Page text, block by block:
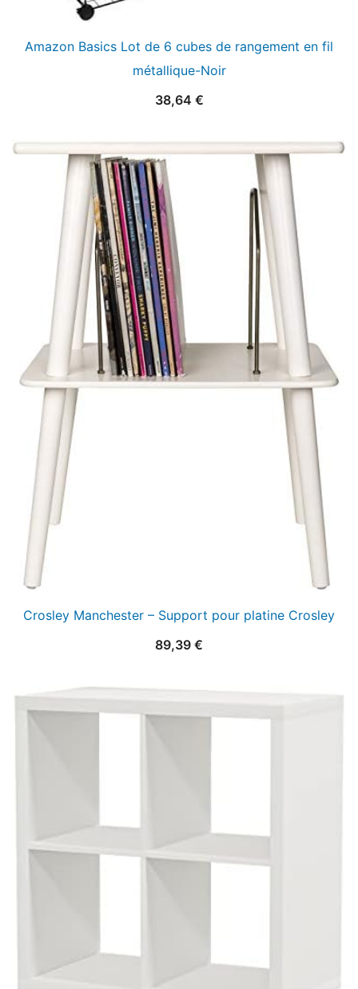
Amazon Basics Lot de 6 cubes de rangement en fil
métallique-Noir
38,64 €
Crosley Manchester – Support pour platine Crosley
89,39 €